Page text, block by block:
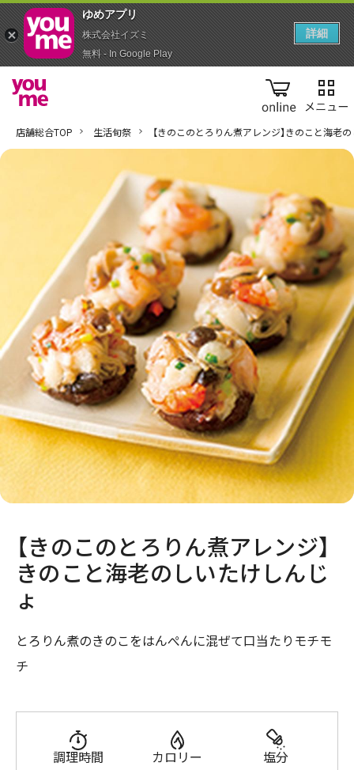
online
店舗総合TOP 生活旬祭 【きのこのとろりん煮アレンジ】きのこと海老
【きのこのとろりん煮アレンジ】
きのこと海老のしいたけしんじ
ょ
とろりん煮のきのこをはんぺんに混ぜて口当たりモチモ
チ
調理時間 カロリー 塩分
ゆめアプ‪リ‬
株式会社イズミ
無料 - In Google Play
詳細